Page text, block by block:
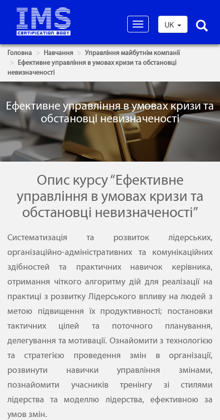
Toggle
navigation
UK
Головна Навчання
Управління майбутнім компанії
Ефективне управління в умовах кризи та обстановці
невизначеності
Ефективне управління в умовах кризи та
обстановці невизначеності
Опис курсу “Ефективне
управління в умовах кризи та
обстановці невизначеності”
Систематизація та розвиток лідерських,
організаційно-адміністративних та комунікаційних
здібностей та практичних навичок керівника,
отримання чіткого алгоритму дій для реалізації на
практиці з розвитку Лідерського впливу на людей з
метою підвищення їх продуктивності; постановки
тактичних цілей та поточного планування,
делегування та мотивації. Ознайомити з технологією
та стратегією проведення змін в організації,
розвинути навички управління змінами,
познайомити учасників тренінгу зі стилями
лідерства та моделлю лідерства, ефективною за
умов змін.